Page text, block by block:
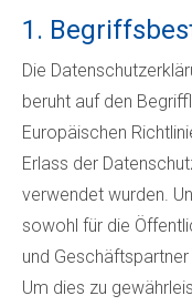
1.
Die
beruht auf den
Europäischen
Erlass der
verwendet wurden.
sowohl für die
und
Um dies zu